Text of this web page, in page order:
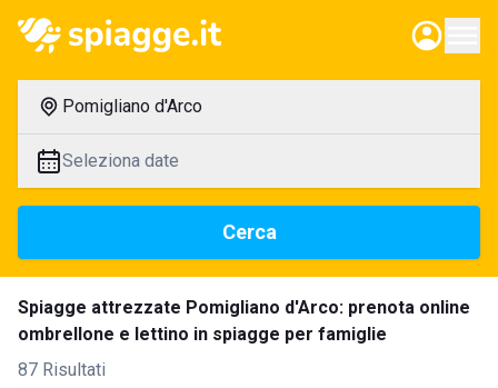
Pomigliano d'Arco
Seleziona date
Cerca
Spiagge attrezzate Pomigliano d'Arco: prenota online
ombrellone e lettino in spiagge per famiglie
87 Risultati